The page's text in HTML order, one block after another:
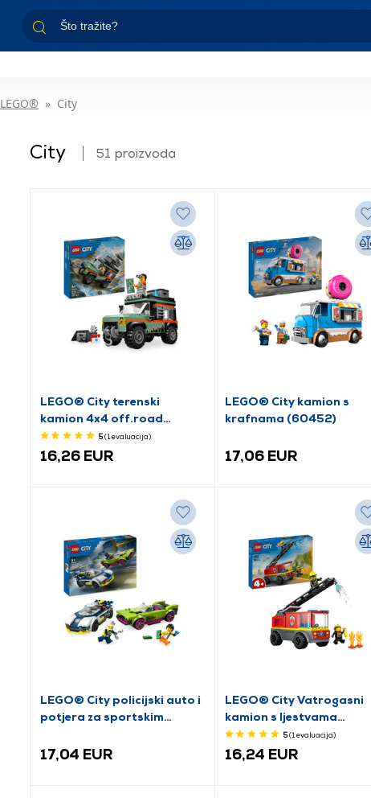
LEGO® City
City 51 proizvoda
LEGO® City terenski
kamion 4x4 off.road
(60447)
5(1 evaluacija)
16,26 EUR
LEGO® City kamion s
krafnama (60452)
17,06 EUR
LEGO® City policijski auto i
potjera za sportskim
17,04 EUR
LEGO® City Vatrogasni
kamion s ljestvama
(60463)
5(1 evaluacija)
16,24 EUR